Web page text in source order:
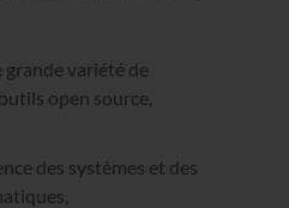
variété de
open source,
des systèmes et des